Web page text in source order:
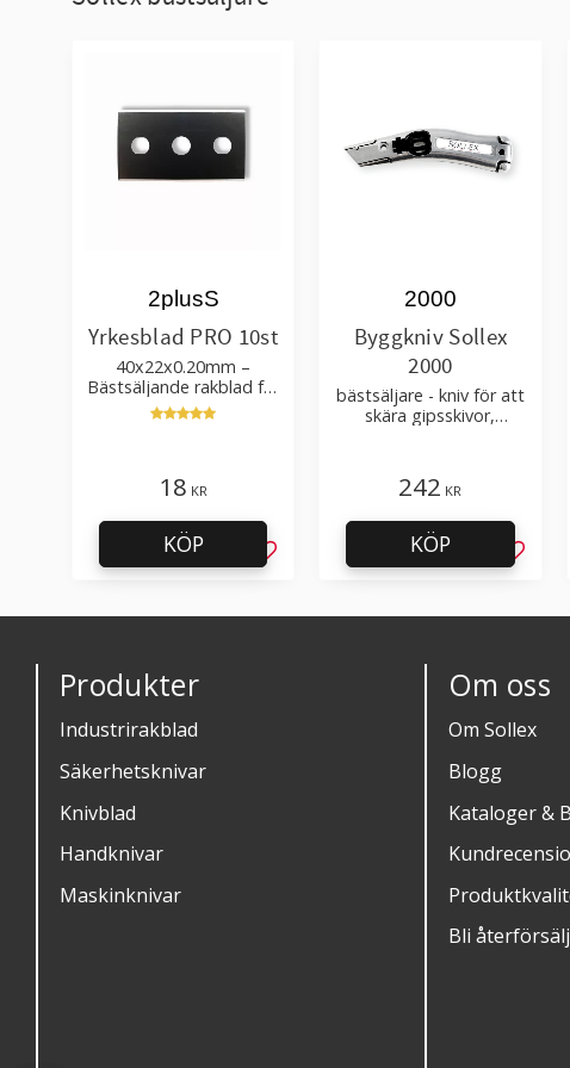
Yrkesblad PRO 10st
40x22x0.20mm –
Bästsäljande rakblad för
att skära tapet, tyg, filt,
hobby bruk
2plusS
18 KR
Lägg till i favoriter
KÖP
Byggkniv Sollex
2000
bästsäljare - kniv för att
skära gipsskivor,
2000
242 KR
Lägg
KÖP
Produkter
Industrirakblad
Säkerhetsknivar
Knivblad
Handknivar
Maskinknivar
Om oss
Om Sollex
Blogg
Kataloger &
Bli